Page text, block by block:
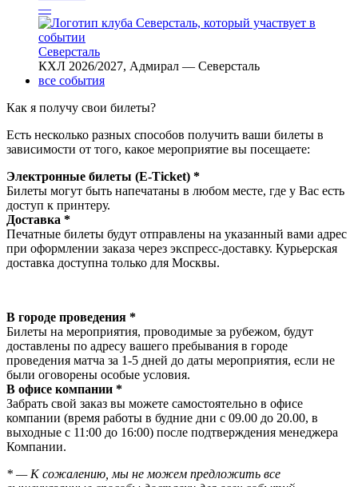
—
Северсталь
КХЛ 2026/2027, Адмирал — Северсталь
все события
Как я получу свои билеты?
Есть несколько разных способов получить ваши билеты в
зависимости от того, какое мероприятие вы посещаете:
Электронные билеты (E-Ticket) *
Билеты могут быть напечатаны в любом месте, где у Вас есть
доступ к принтеру.
Доставка *
Печатные билеты будут отправлены на указанный вами адрес
при оформлении заказа через экспресс-доставку. Курьерская
доставка доступна только для Москвы.
В городе проведения *
Билеты на мероприятия, проводимые за рубежом, будут
доставлены по адресу вашего пребывания в городе
проведения матча за 1-5 дней до даты мероприятия, если не
были оговорены особые условия.
В офисе компании *
Забрать свой заказ вы можете самостоятельно в офисе
компании (время работы в будние дни с 09.00 до 20.00, в
выходные с 11:00 до 16:00) после подтверждения менеджера
Компании.
* — К сожалению, мы не можем предложить все